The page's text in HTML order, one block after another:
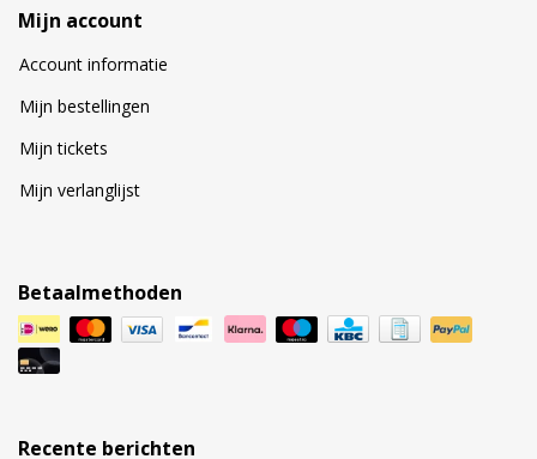
Mijn account
Account informatie
Mijn bestellingen
Mijn tickets
Mijn verlanglijst
Betaalmethoden
Recente berichten